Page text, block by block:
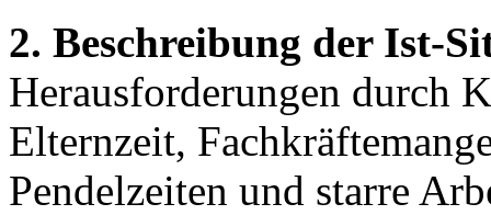
2. Beschreibung der Ist-
Herausforderungen durch
Elternzeit,
Pendelzeiten und starre